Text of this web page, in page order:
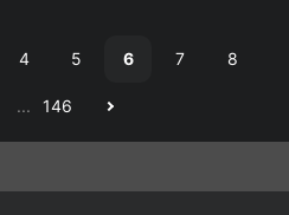
4 5 6 7 8
... 146